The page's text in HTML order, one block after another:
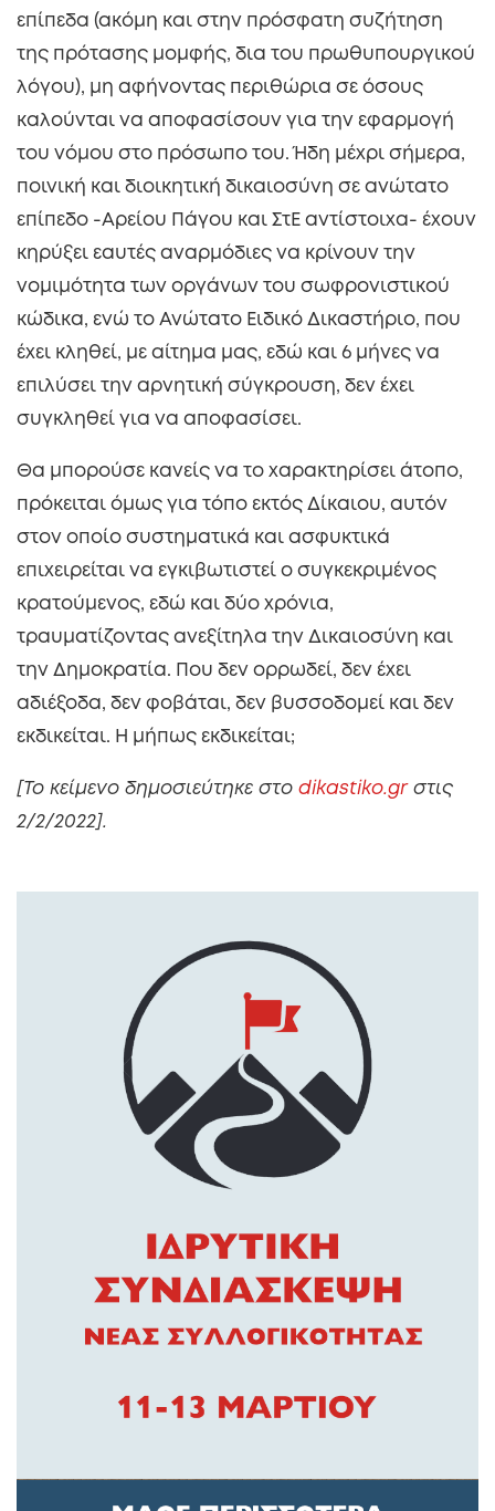
επίπεδα (ακόμη και στην πρόσφατη συζήτηση
της πρότασης μομφής, δια του πρωθυπουργικού
λόγου), μη αφήνοντας περιθώρια σε όσους
καλούνται να αποφασίσουν για την εφαρμογή
του νόμου στο πρόσωπο του. Ήδη μέχρι σήμερα,
ποινική και διοικητική δικαιοσύνη σε ανώτατο
επίπεδο -Αρείου Πάγου και ΣτΕ αντίστοιχα- έχουν
κηρύξει εαυτές αναρμόδιες να κρίνουν την
νομιμότητα των οργάνων του σωφρονιστικού
κώδικα, ενώ το Ανώτατο Ειδικό Δικαστήριο, που
έχει κληθεί, με αίτημα μας, εδώ και 6 μήνες να
επιλύσει την αρνητική σύγκρουση, δεν έχει
συγκληθεί για να αποφασίσει.
Θα μπορούσε κανείς να το χαρακτηρίσει άτοπο,
πρόκειται όμως για τόπο εκτός Δίκαιου, αυτόν
στον οποίο συστηματικά και ασφυκτικά
επιχειρείται να εγκιβωτιστεί ο συγκεκριμένος
κρατούμενος, εδώ και δύο χρόνια,
τραυματίζοντας ανεξίτηλα την Δικαιοσύνη και
την Δημοκρατία. Που δεν ορρωδεί, δεν έχει
αδιέξοδα, δεν φοβάται, δεν βυσσοδομεί και δεν
εκδικείται. Η μήπως εκδικείται;
[Το κείμενο δημοσιεύτηκε στο dikastiko.grστις
2/2/2022].